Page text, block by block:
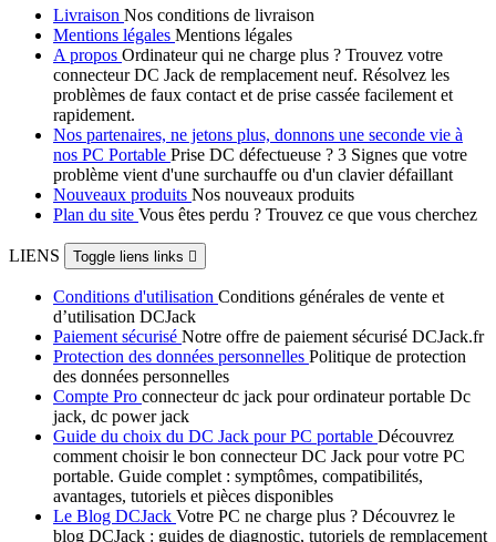
Livraison Nos conditions de livraison
Mentions légales Mentions légales
A propos Ordinateur qui ne charge plus ? Trouvez votre
connecteur DC Jack de remplacement neuf. Résolvez les
problèmes de faux contact et de prise cassée facilement et
rapidement.
Nos partenaires, ne jetons plus, donnons une seconde vie à
nos PC Portable Prise DC défectueuse ? 3 Signes que votre
problème vient d'une surchauffe ou d'un clavier défaillant
Nouveaux produits Nos nouveaux produits
Plan du site Vous êtes perdu ? Trouvez ce que vous cherchez
LIENS Toggle liens links 
Conditions d'utilisation Conditions générales de vente et
d’utilisation DCJack
Paiement sécurisé Notre offre de paiement sécurisé DCJack.fr
Protection des données personnelles Politique de protection
des données personnelles
Compte Pro connecteur dc jack pour ordinateur portable Dc
jack, dc power jack
Guide du choix du DC Jack pour PC portable Découvrez
comment choisir le bon connecteur DC Jack pour votre PC
portable. Guide complet : symptômes, compatibilités,
avantages, tutoriels et pièces disponibles
Le Blog DCJack Votre PC ne charge plus ? Découvrez le
blog DCJack : guides de diagnostic, tutoriels de remplacement